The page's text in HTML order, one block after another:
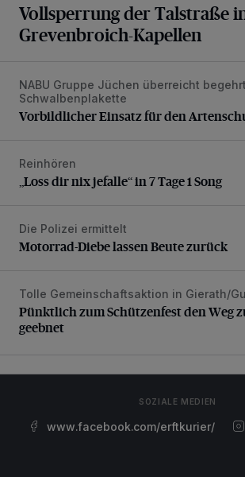
Vollsperrung der Talstraße
Grevenbroich-Kapellen
Vorbildlicher Einsatz für den
NABU Gruppe Jüchen überreicht
Schwalbenplakette
Vorbildlicher Einsatz für den
„Loss dir nix jefalle“ in 7 Tage 1 Song
Reinhören
„Loss dir nix jefalle“ in 7 Tage 1 Song
Motorrad-Diebe lassen Beute zurück
Die Polizei ermittelt
Motorrad-Diebe lassen Beute zurück
Pünktlich zum Schützenfest den Weg
Tolle Gemeinschaftsaktion in Gierath/
Pünktlich zum Schützenfest den Weg
geebnet
SOZIALE MEDIEN
www.facebook.com/erftkurier/